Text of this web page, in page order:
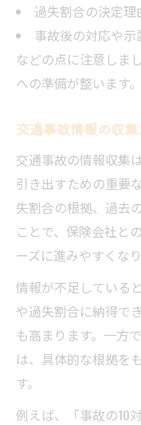
過失割合の決定
事故後の対応や
などの点に注意しま
への準備が整います。
交通事故情報の収
交通事故の情報収集
引き出すための重要
失割合の根拠、過去
ことで、保険会社と
ーズに進みやすくなり
情報が不足している
や過失割合に納得で
も高まります。一方
は、具体的な根拠を
す。
例えば、「事故の10